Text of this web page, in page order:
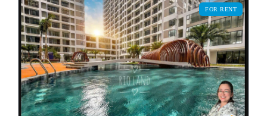
FOR RENT